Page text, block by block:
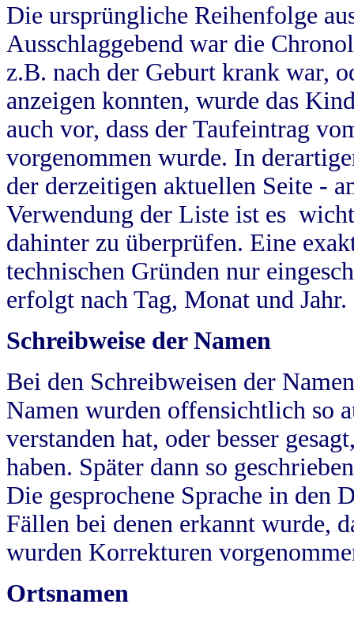
Die ursprüngliche Reihenfolge
Ausschlaggebend war die
z.B. nach der Geburt krank war,
anzeigen konnten, wurde das
auch vor, dass der Taufeintrag
vorgenommen wurde. In
der derzeitigen aktuellen Seite -
Verwendung der Liste ist es
dahinter zu überprüfen. Eine
technischen Gründen nur
erfolgt nach Tag, Monat und Jahr.
Schreibweise der Namen
Bei den Schreibweisen der
Namen wurden offensichtlich so
verstanden hat, oder besser
haben. Später dann so
Die gesprochene Sprache in
Fällen bei denen erkannt wurde,
wurden Korrekturen
Ortsnamen